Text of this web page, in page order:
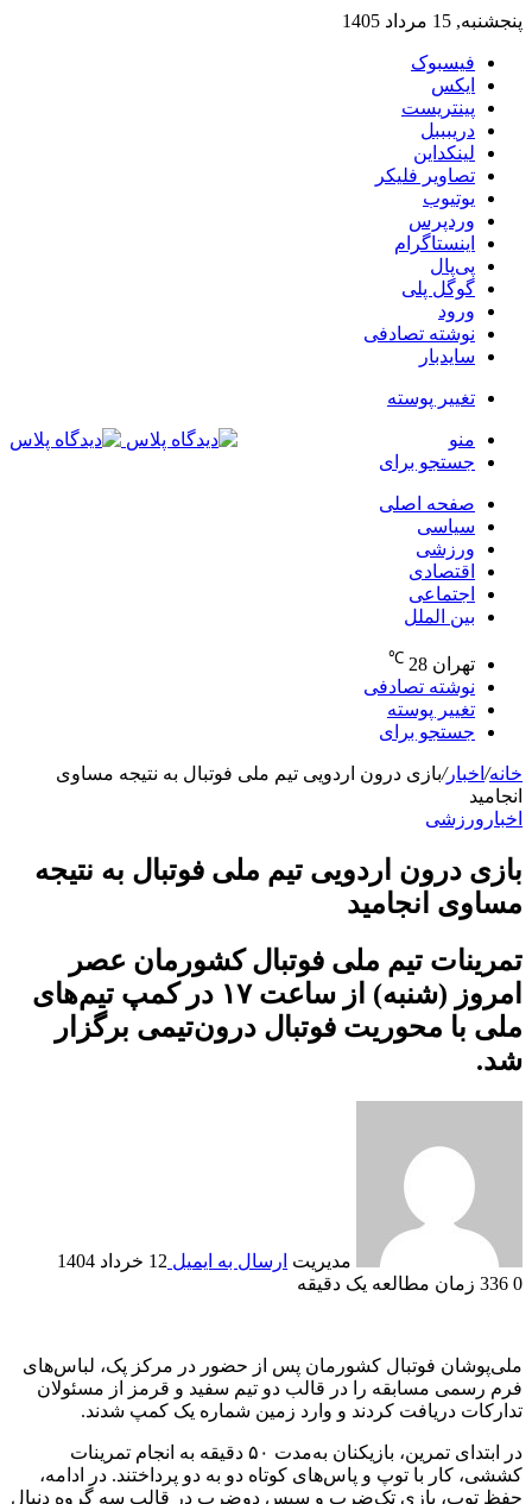
پنجشنبه, 15 مرداد 1405
فیسبوک
ایکس
پینتریست
دریبببل
لینکداین
تصاویر فلیکر
یوتیوب
وردپرس
اینستاگرام
پی‌پال
گوگل پلی
ورود
نوشته تصادفی
سایدبار
تغییر پوسته
منو
جستجو برای
صفحه اصلی
سیاسی
ورزشی
اقتصادی
اجتماعی
بین الملل
تهران 28
℃
نوشته تصادفی
تغییر پوسته
جستجو برای
خانه/ اخبار/بازی درون اردویی تیم ملی فوتبال به نتیجه مساوی
انجامید
اخبار ورزشی
بازی درون اردویی تیم ملی فوتبال به نتیجه
مساوی انجامید
تمرینات تیم ملی فوتبال کشورمان عصر
امروز (شنبه) از ساعت ۱۷ در کمپ تیم‌های
ملی با محوریت فوتبال درون‌تیمی برگزار
شد.
مدیریت ارسال به ایمیل 12 خرداد 1404
0
زمان مطالعه یک دقیقه
ملی‌پوشان فوتبال کشورمان پس از حضور در مرکز پک، لباس‌های
فرم رسمی مسابقه را در قالب دو تیم سفید و قرمز از مسئولان
تدارکات دریافت کردند و وارد زمین شماره یک کمپ شدند.
در ابتدای تمرین، بازیکنان به‌مدت ۵۰ دقیقه به انجام تمرینات
کششی، کار با توپ و پاس‌های کوتاه دو به دو پرداختند. در ادامه،
حفظ توپ، بازی تک‌ضرب و سپس دوضرب در قالب سه گروه دنبال